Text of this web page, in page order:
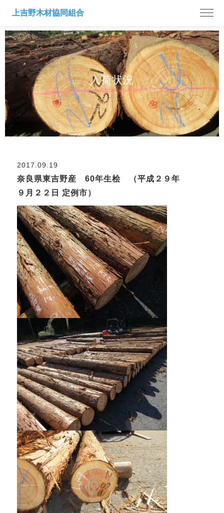
入荷状況
2017.09.19
奈良県東吉野産 60年生桧 （平成２９年
９月２２日 定例市）